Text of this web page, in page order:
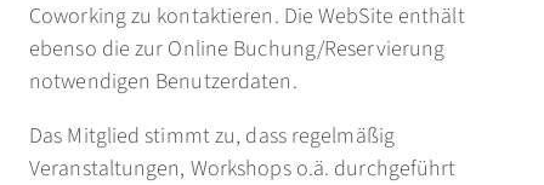
Coworking zu kontaktieren. Die WebSite enthält
ebenso die zur Online Buchung/Reservierung
notwendigen Benutzerdaten.
Das Mitglied stimmt zu, dass regelmäßig
Veranstaltungen, Workshops o.ä. durchgeführt